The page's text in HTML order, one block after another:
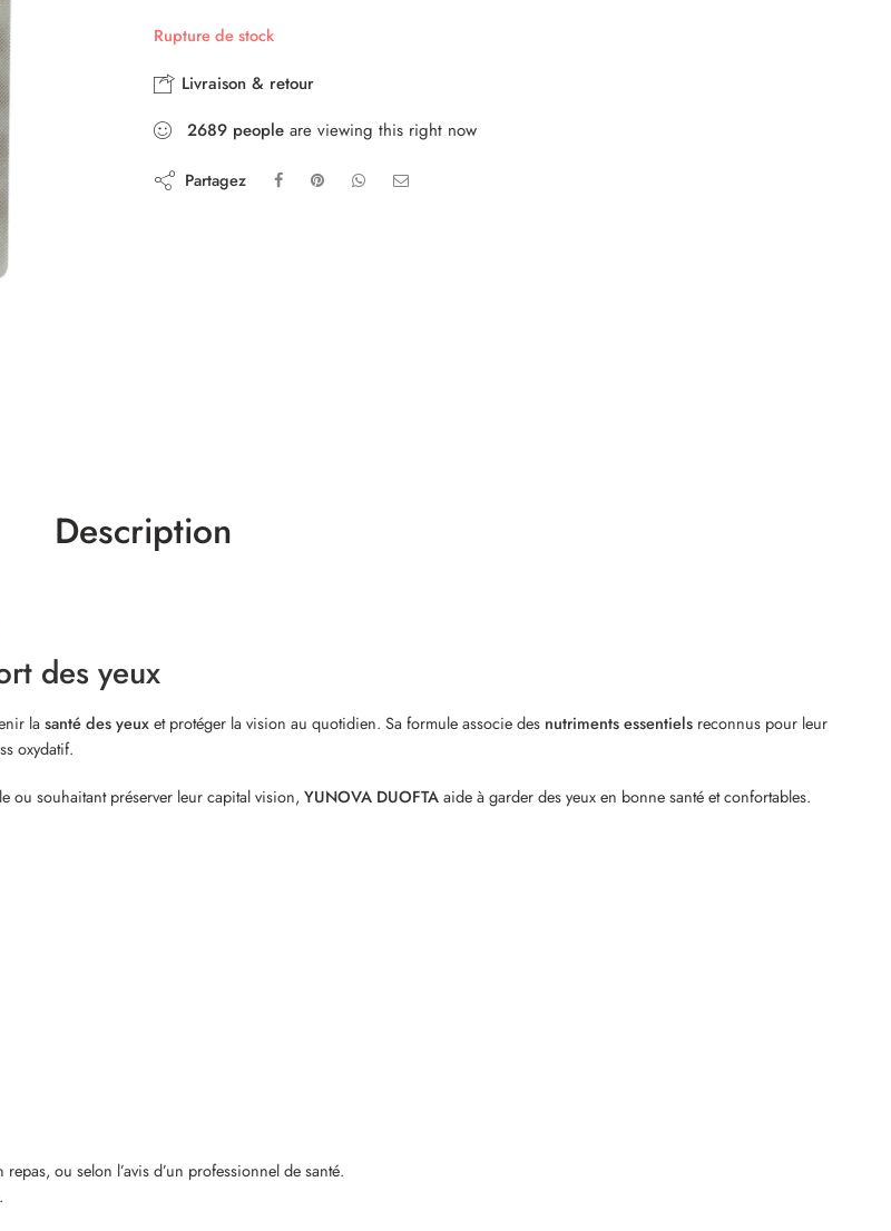
Rupture de stock
Livraison & retour
2689 people are viewing this right now
Partagez
Description
des yeux
la santé des yeuxet protéger la vision au quotidien. Sa formule associe des nutriments essentiels reconnus pour leur
oxydatif.
ou souhaitant préserver leur capital vision, YUNOVA DUOFTAaide à garder des yeux en bonne santé et confortables.
ou selon l’avis d’un professionnel de santé.